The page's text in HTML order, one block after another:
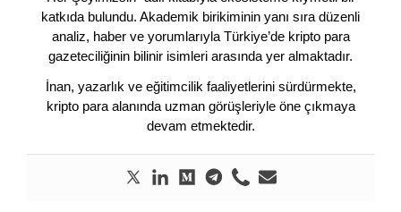
katkıda bulundu. Akademik birikiminin yanı sıra düzenli
analiz, haber ve yorumlarıyla Türkiye’de kripto para
gazeteciliğinin bilinir isimleri arasında yer almaktadır.
İnan, yazarlık ve eğitimcilik faaliyetlerini sürdürmekte,
kripto para alanında uzman görüşleriyle öne çıkmaya
devam etmektedir.